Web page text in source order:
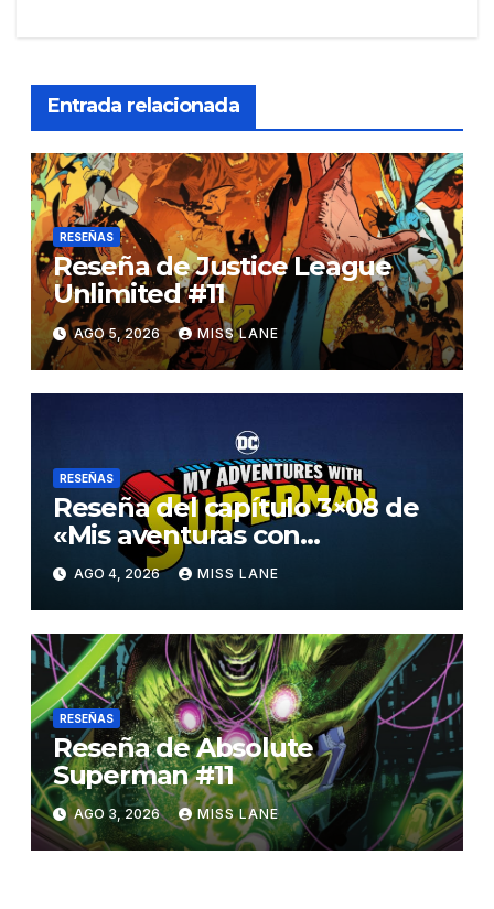
Entrada relacionada
RESEÑAS
Reseña de Justice League
Unlimited #11
AGO 5, 2026 MISS LANE
RESEÑAS
Reseña del capítulo 3×08 de
«Mis aventuras con
Superman»
AGO 4, 2026 MISS LANE
RESEÑAS
Reseña de Absolute
Superman #11
AGO 3, 2026 MISS LANE